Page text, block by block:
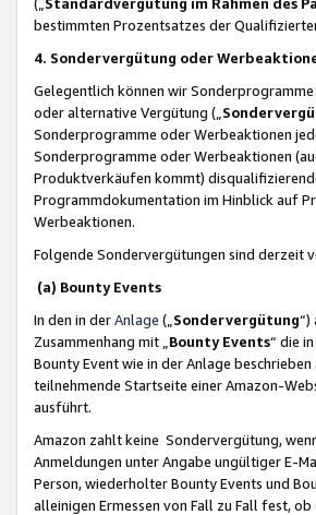
bestimmten Prozentsatzes der
4. Sondervergütung oder
Gelegentlich können wir
oder alternative Vergütung („
Sonderprogramme oder Werbeaktionen
Sonderprogramme oder Werbeaktionen
Produktverkäufen kommt)
Programmdokumentation im Hinblick auf
Werbeaktionen.
Folgende Sondervergütungen sind derzeit
(a) Bounty Events
In den in derAnlage („ Sondervergütung“)
Zusammenhang mit „ Bounty Events“ die
Bounty Event wie in der Anlage
teilnehmende Startseite einer Amazon-
ausführt.
Amazon zahlt keine Sondervergütung,
Anmeldungen unter Angabe ungültiger E-
Person, wiederholter Bounty Events und
alleinigen Ermessen von Fall zu Fall fest,